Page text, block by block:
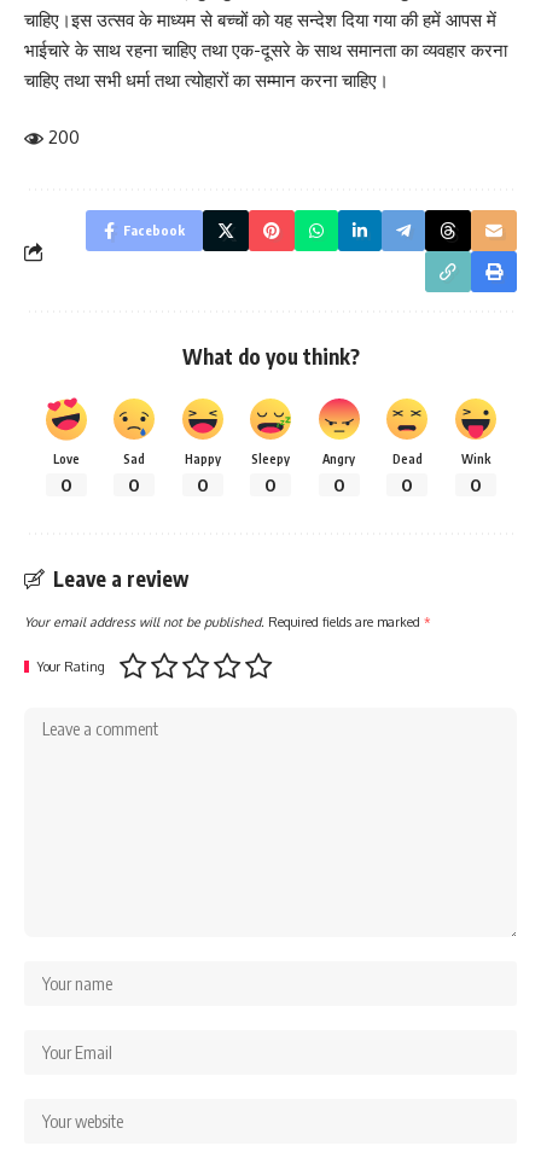
चाहिए।इस उत्सव के माध्यम से बच्चों को यह सन्देश दिया गया की हमें आपस में
भाईचारे के साथ रहना चाहिए तथा एक-दूसरे के साथ समानता का व्यवहार करना
चाहिए तथा सभी धर्मा तथा त्योहारों का सम्मान करना चाहिए।
200
Facebook
What do you think?
Love
0
Sad
0
Happy
0
Sleepy
0
Angry
0
Dead
0
Wink
0
Leave a review
Your email address will not be published. Required fields are marked *
Your Rating